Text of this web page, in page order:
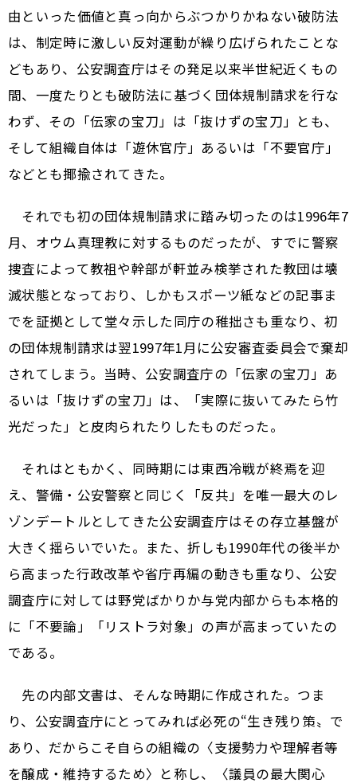
由といった価値と真っ向からぶつかりかねない破防法
は、制定時に激しい反対運動が繰り広げられたことな
どもあり、公安調査庁はその発足以来半世紀近くもの
間、一度たりとも破防法に基づく団体規制請求を行な
わず、その「伝家の宝刀」は「抜けずの宝刀」とも、
そして組織自体は「遊休官庁」あるいは「不要官庁」
などとも揶揄されてきた。
それでも初の団体規制請求に踏み切ったのは1996年7
月、オウム真理教に対するものだったが、すでに警察
捜査によって教祖や幹部が軒並み検挙された教団は壊
滅状態となっており、しかもスポーツ紙などの記事ま
でを証拠として堂々示した同庁の稚拙さも重なり、初
の団体規制請求は翌1997年1月に公安審査委員会で棄却
されてしまう。当時、公安調査庁の「伝家の宝刀」あ
るいは「抜けずの宝刀」は、「実際に抜いてみたら竹
光だった」と皮肉られたりしたものだった。
それはともかく、同時期には東西冷戦が終焉を迎
え、警備・公安警察と同じく「反共」を唯一最大のレ
ゾンデートルとしてきた公安調査庁はその存立基盤が
大きく揺らいでいた。また、折しも1990年代の後半か
ら高まった行政改革や省庁再編の動きも重なり、公安
調査庁に対しては野党ばかりか与党内部からも本格的
に「不要論」「リストラ対象」の声が高まっていたの
である。
先の内部文書は、そんな時期に作成された。つま
り、公安調査庁にとってみれば必死の“生き残り策〟で
あり、だからこそ自らの組織の〈支援勢力や理解者等
を醸成・維持するため〉と称し、〈議員の最大関心